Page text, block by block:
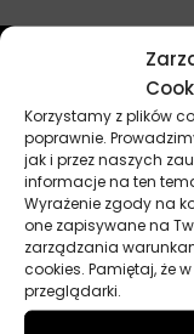
Korzystamy z plików
poprawnie.
jak i przez naszych
informacje na ten
Wyrażenie zgody na
one zapisywane na
zarządzania
cookies. Pamiętaj, że
przeglądarki.
Przydatne linki
Oleje
Chemia
Kosmetyki
Akcesoria
Żarówki
Zapachy